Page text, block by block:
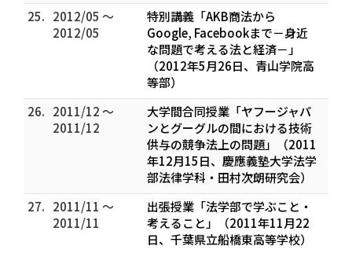
25. 2012/05 ～
2012/05
特別講義「AKB商法から
Google, Facebookまで－身近
な問題で考える法と経済－」
（2012年5月26日、青山学院高
等部）
26. 2011/12 ～
2011/12
大学間合同授業「ヤフージャパ
ンとグーグルの間における技術
供与の競争法上の問題」（2011
年12月15日、慶應義塾大学法学
部法律学科・田村次朗研究会）
27. 2011/11 ～
2011/11
出張授業「法学部で学ぶこと・
考えること」（2011年11月22
日、千葉県立船橋東高等学校）